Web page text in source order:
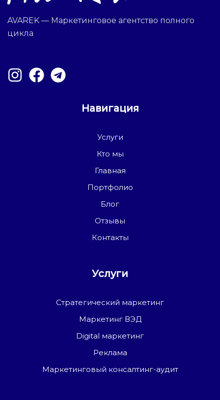
AVAREK — Маркетинговое агентство полного
цикла
Навигация
Услуги
Кто мы
Главная
Портфолио
Блог
Отзывы
Контакты
Услуги
Стратегический маркетинг
Маркетинг ВЭД
Digital маркетинг
Реклама
Маркетинговый консалтинг-аудит